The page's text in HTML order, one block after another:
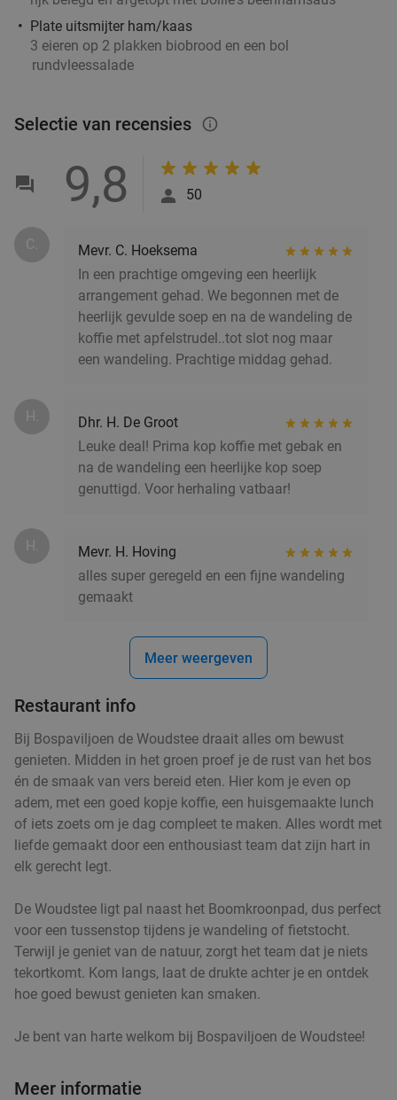
Plate uitsmijter ham/kaas
3 eieren op 2 plakken biobrood en een bol
rundvleessalade
Selectie van recensies info_outlined
9,8 50
C.
Mevr. C. Hoeksema
In een prachtige omgeving een heerlijk
arrangement gehad. We begonnen met de
heerlijk gevulde soep en na de wandeling de
koffie met apfelstrudel..tot slot nog maar
een wandeling. Prachtige middag gehad.
H.
Dhr. H. De Groot
Leuke deal! Prima kop koffie met gebak en
na de wandeling een heerlijke kop soep
genuttigd. Voor herhaling vatbaar!
H.
Mevr. H. Hoving
alles super geregeld en een fijne wandeling
gemaakt
Meer weergeven
Restaurant info
Bij Bospaviljoen de Woudstee draait alles om bewust
genieten. Midden in het groen proef je de rust van het bos
én de smaak van vers bereid eten. Hier kom je even op
adem, met een goed kopje koffie, een huisgemaakte lunch
of iets zoets om je dag compleet te maken. Alles wordt met
liefde gemaakt door een enthousiast team dat zijn hart in
elk gerecht legt.
De Woudstee ligt pal naast het Boomkroonpad, dus perfect
voor een tussenstop tijdens je wandeling of fietstocht.
Terwijl je geniet van de natuur, zorgt het team dat je niets
tekortkomt. Kom langs, laat de drukte achter je en ontdek
hoe goed bewust genieten kan smaken.
Je bent van harte welkom bij Bospaviljoen de Woudstee!
Meer informatie